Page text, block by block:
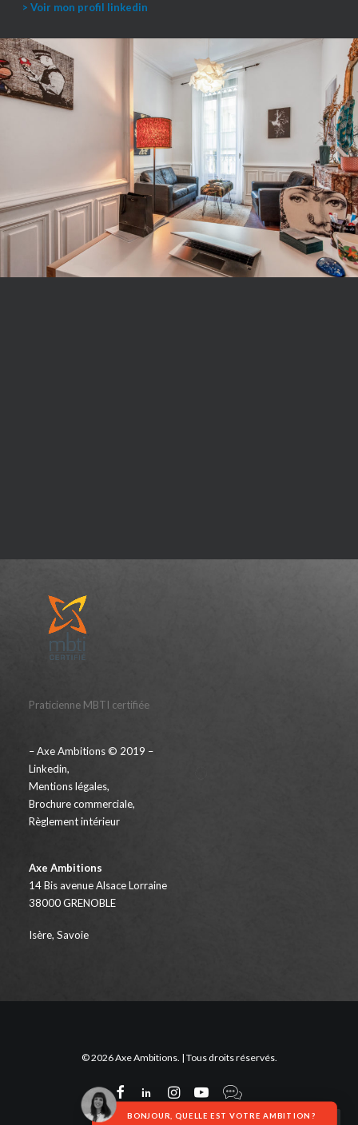
> Voir mon profil linkedin
Praticienne MBTI certifiée
– Axe Ambitions © 2019 –
Linkedin,
Mentions légales,
Brochure commerciale,
Règlement intérieur
Axe Ambitions
14 Bis avenue Alsace Lorraine
38000 GRENOBLE
Isère, Savoie
BONJOUR, QUELLE EST VOTRE AMBITION ?
© 2026 Axe Ambitions. | Tous droits réservés.